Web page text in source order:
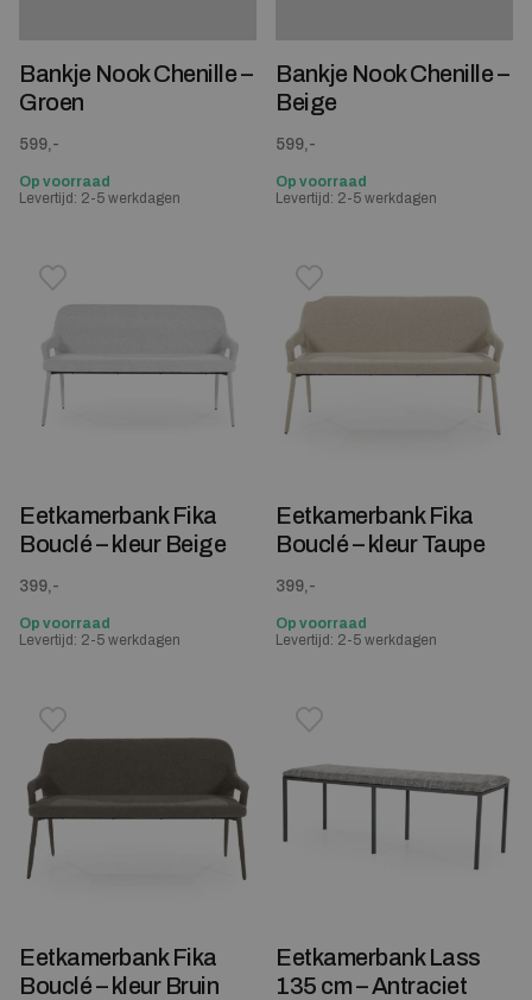
Bankje Nook Chenille –
Groen
599,-
Op voorraad
Levertijd: 2-5 werkdagen
Bankje Nook Chenille –
Beige
599,-
Op voorraad
Levertijd: 2-5 werkdagen
Toevoegen aan verlanglijstje
Verwijderen van verlanglijst
Eetkamerbank Fika
Bouclé – kleur Beige
399,-
Op voorraad
Levertijd: 2-5 werkdagen
Toevoegen aan
Verwijderen van verlanglijst
Eetkamerbank Fika
Bouclé – kleur Taupe
399,-
Op voorraad
Levertijd: 2-5 werkdagen
Toevoegen aan verlanglijstje
Verwijderen van verlanglijst
Eetkamerbank Fika
Bouclé – kleur Bruin
Toevoegen aan
Verwijderen van verlanglijst
Eetkamerbank Lass
135 cm – Antraciet